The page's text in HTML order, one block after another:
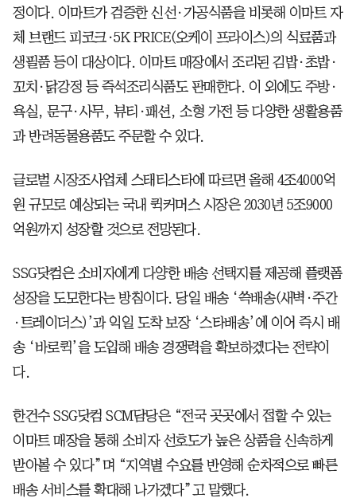
정이다. 이마트가 검증한 신선·가공식품을 비롯해 이마트 자
체 브랜드 피코크·5K PRICE(오케이 프라이스)의 식료품과
생필품 등이 대상이다. 이마트 매장에서 조리된 김밥·초밥·
꼬치·닭강정 등 즉석조리식품도 판매한다. 이 외에도 주방·
욕실, 문구·사무, 뷰티·패션, 소형 가전 등 다양한 생활용품
과 반려동물용품도 주문할 수 있다.
글로벌 시장조사업체 스태티스타에 따르면 올해 4조4000억
원 규모로 예상되는 국내 퀵커머스 시장은 2030년 5조9000
억원까지 성장할 것으로 전망된다.
SSG닷컴은 소비자에게 다양한 배송 선택지를 제공해 플랫폼
성장을 도모한다는 방침이다. 당일 배송 ‘쓱배송(새벽·주간
·트레이더스)’과 익일 도착 보장 ‘스타배송’에 이어 즉시 배
송 ‘바로퀵’을 도입해 배송 경쟁력을 확보하겠다는 전략이
다.
한건수 SSG닷컴 SCM담당은 “전국 곳곳에서 접할 수 있는
이마트 매장을 통해 소비자 선호도가 높은 상품을 신속하게
받아볼 수 있다”며 “지역별 수요를 반영해 순차적으로 빠른
배송 서비스를 확대해 나가겠다”고 말했다.